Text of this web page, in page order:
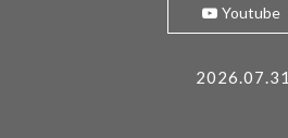
Youtube
2026.07.31